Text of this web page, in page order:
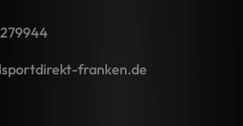
franken.de